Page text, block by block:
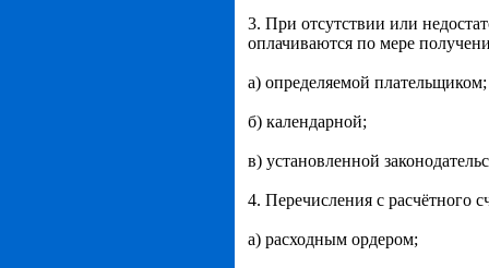
3. При отсутствии или
оплачиваются по мере
а) определяемой плательщиком;
б) календарной;
в) установленной
4. Перечисления с расчётного
а) расходным ордером;